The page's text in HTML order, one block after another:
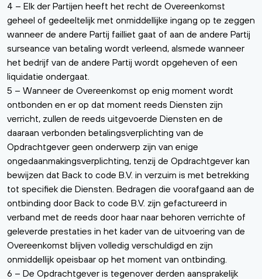
4 – Elk der Partijen heeft het recht de Overeenkomst
geheel of gedeeltelijk met onmiddellijke ingang op te zeggen
wanneer de andere Partij failliet gaat of aan de andere Partij
surseance van betaling wordt verleend, alsmede wanneer
het bedrijf van de andere Partij wordt opgeheven of een
liquidatie ondergaat.
5 – Wanneer de Overeenkomst op enig moment wordt
ontbonden en er op dat moment reeds Diensten zijn
verricht, zullen de reeds uitgevoerde Diensten en de
daaraan verbonden betalingsverplichting van de
Opdrachtgever geen onderwerp zijn van enige
ongedaanmakingsverplichting, tenzij de Opdrachtgever kan
bewijzen dat Back to code B.V. in verzuim is met betrekking
tot specifiek die Diensten. Bedragen die voorafgaand aan de
ontbinding door Back to code B.V. zijn gefactureerd in
verband met de reeds door haar naar behoren verrichte of
geleverde prestaties in het kader van de uitvoering van de
Overeenkomst blijven volledig verschuldigd en zijn
onmiddellijk opeisbaar op het moment van ontbinding.
6 – De Opdrachtgever is tegenover derden aansprakelijk